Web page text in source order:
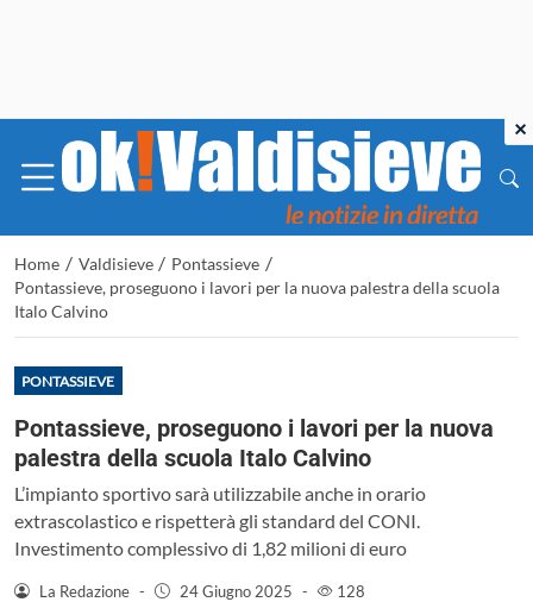
Home / Valdisieve / Pontassieve /
Pontassieve, proseguono i lavori per la nuova palestra della scuola
Italo Calvino
PONTASSIEVE
Pontassieve, proseguono i lavori per la nuova
palestra della scuola Italo Calvino
L’impianto sportivo sarà utilizzabile anche in orario
extrascolastico e rispetterà gli standard del CONI.
Investimento complessivo di 1,82 milioni di euro
La Redazione - 24 Giugno 2025 - 128
×